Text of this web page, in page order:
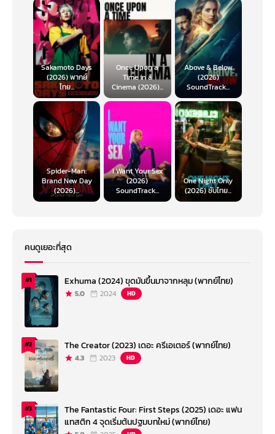
Sakamoto Days
(2026) พากย์
ไทย...
Once Upon a
Time in a
Cinema (2026)...
Above & Below
(2026)
SoundTrack...
Spider-Man:
Brand New Day
(2026)...
I Want Your Sex
(2026)
SoundTrack...
One Night Only
(2026) ซับไทย...
คนดูเยอะที่สุด
#1 Exhuma (2024) ขุดมันขึ้นมาจากหลุม (พากย์ไทย)
5.0 2024 HD
#2 The Creator (2023) เดอะ ครีเอเตอร์ (พากย์ไทย)
4.3 2023 HD
#3
The Fantastic Four: First Steps (2025) เดอะ แฟน
แทสติก 4 จุดเริ่มต้นปฐมบทใหม่ (พากย์ไทย)